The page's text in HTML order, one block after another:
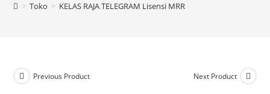
> Toko > KELAS RAJA TELEGRAM Lisensi MRR
Previous Product Next Product